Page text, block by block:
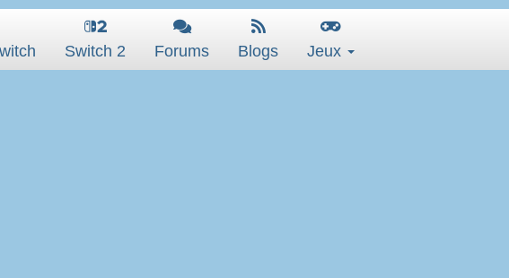
Switch 2 Forums Blogs Jeux